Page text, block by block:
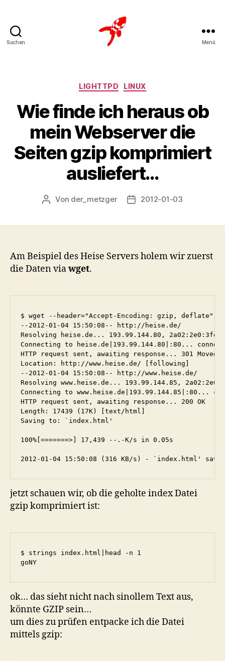
Suchen Menü
Kategorien
LIGHTTPD LINUX
Wie finde ich heraus ob
mein Webserver die
Seiten gzip komprimiert
ausliefert…
Beitragsautor
Von der_metzger Veröffentlichungsdatum
2012-01-03
Am Beispiel des Heise Servers holem wir zuerst
die Daten viawget.
$ wget --header="Accept-Encoding: gzip, deflate"
--2012-01-04 15:50:08-- http://heise.de/
Resolving heise.de... 193.99.144.80,
Connecting to heise.de|193.99.144.80|:80...
HTTP request sent, awaiting response... 301 Moved
Location: http://www.heise.de/ [following]
--2012-01-04 15:50:08-- http://www.heise.de/
Resolving www.heise.de... 193.99.144.85,
Connecting to www.heise.de|193.99.144.85|:80...
HTTP request sent, awaiting response... 200 OK
Length: 17439 (17K) [text/html]
Saving to: `index.html'
100%[=======>] 17,439 --.-K/s in 0.05s
2012-01-04 15:50:08 (316 KB/s) - `index.html'
jetzt schauen wir, ob die geholte index Datei
gzip komprimiert ist:
$ strings index.html|head -n 1
goNY
ok… das sieht nicht nach sinollem Text aus,
könnte GZIP sein…
um dies zu prüfen entpacke ich die Datei
mittels gzip: